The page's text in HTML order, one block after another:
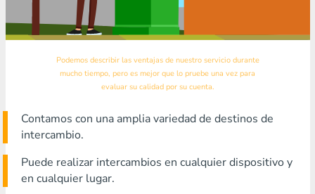
Podemos describir las ventajas de nuestro servicio durante
mucho tiempo, pero es mejor que lo pruebe una vez para
evaluar su calidad por su cuenta.
Contamos con una amplia variedad de destinos de
intercambio.
Puede realizar intercambios en cualquier dispositivo y
en cualquier lugar.